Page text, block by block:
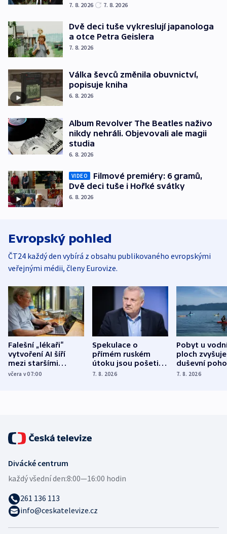
7. 8. 2026 7. 8. 2026
Dvě deci tuše vykreslují japanologa
a otce Petra Geislera
7. 8. 2026
Válka ševců změnila obuvnictví,
popisuje kniha
6. 8. 2026
Album Revolver The Beatles naživo
nikdy nehráli. Objevovali ale magii
studia
6. 8. 2026
VIDEO
Filmové premiéry: 6 gramů,
Dvě deci tuše i Hořké svátky
6. 8. 2026
Evropský pohled
ČT24 každý den vybírá z obsahu publikovaného evropskými
veřejnými médii, členy Eurovize.
Falešní „lékaři“
vytvoření AI šíří
mezi staršími
Poláky nebezpečné
včera v 07:00
Spekulace o
přímém ruském
útoku jsou pošetilé,
míní estonský
7. 8. 2026
Pobyt u
ploch zvyšuje
duševní
ukázala
7. 8. 2026
Divácké centrum
každý všední den:8:00—16:00 hodin
261 136 113
info@ceskatelevize.cz